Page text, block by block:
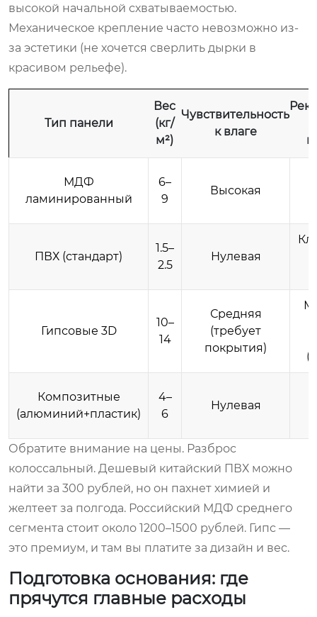
высокой начальной схватываемостью.
Механическое крепление часто невозможно из-
за эстетики (не хочется сверлить дырки в
красивом рельефе).
Тип панели
Вес
(кг/
м²)
Чувствительность
к влаге
МДФ
ламинированный
6–
9
Высокая
ПВХ (стандарт)
1.5–
2.5
Нулевая
Гипсовые 3D
10–
14
Средняя
(требует
покрытия)
Композитные
(алюминий+пластик)
4–
6
Нулевая
Обратите внимание на цены. Разброс
колоссальный. Дешевый китайский ПВХ можно
найти за 300 рублей, но он пахнет химией и
желтеет за полгода. Российский МДФ среднего
сегмента стоит около 1200–1500 рублей. Гипс —
это премиум, и там вы платите за дизайн и вес.
Подготовка основания: где
прячутся главные расходы